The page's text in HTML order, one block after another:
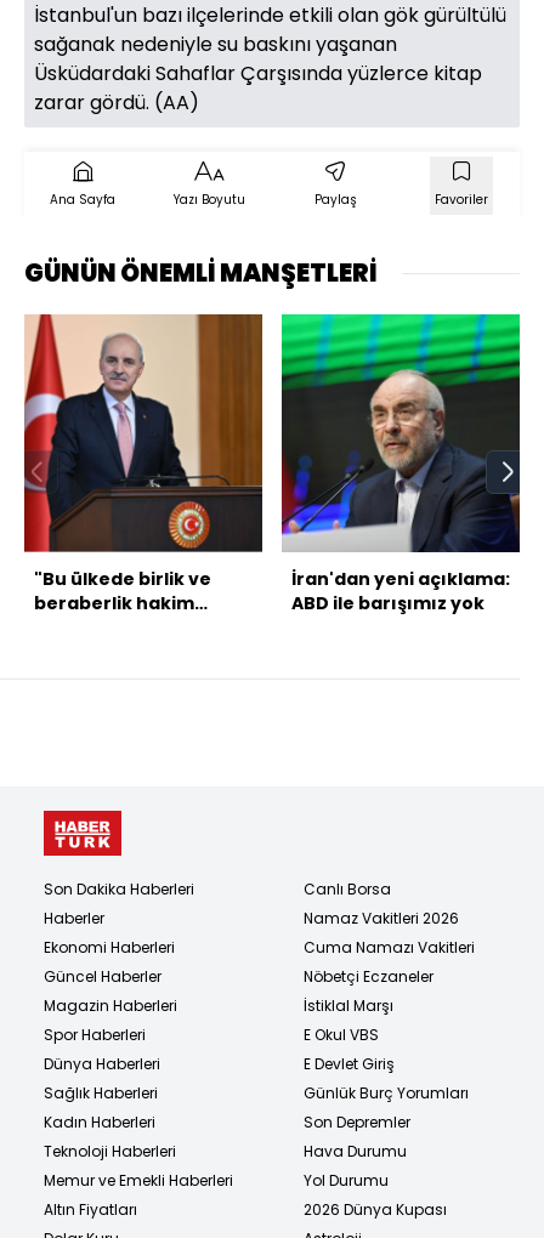
İstanbul'un bazı ilçelerinde etkili olan gök gürültülü
sağanak nedeniyle su baskını yaşanan
Üsküdardaki Sahaflar Çarşısında yüzlerce kitap
zarar gördü. (AA)
Ana Sayfa Yazı Boyutu Paylaş Favoriler
GÜNÜN ÖNEMLİ MANŞETLERİ
"Bu ülkede birlik ve
beraberlik hakim
İran'dan yeni açıklama:
ABD ile barışımız yok
Son Dakika Haberleri
Haberler
Ekonomi Haberleri
Güncel Haberler
Magazin Haberleri
Spor Haberleri
Dünya Haberleri
Sağlık Haberleri
Kadın Haberleri
Teknoloji Haberleri
Memur ve Emekli Haberleri
Altın Fiyatları
Canlı Borsa
Namaz Vakitleri 2026
Cuma Namazı Vakitleri
Nöbetçi Eczaneler
İstiklal Marşı
E Okul VBS
E Devlet Giriş
Günlük Burç Yorumları
Son Depremler
Hava Durumu
Yol Durumu
2026 Dünya Kupası